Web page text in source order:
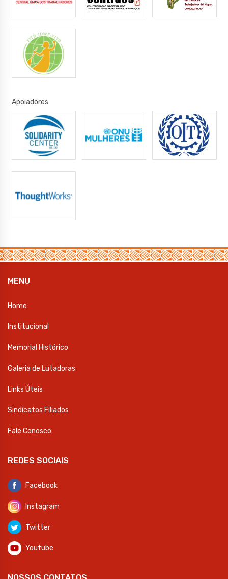
Apoiadores
MENU
Home
Institucional
Memorial Histórico
Galeria de Lutadoras
Links Úteis
Sindicatos Filiados
Fale Conosco
REDES SOCIAIS
Facebook
Instagram
Twitter
Youtube